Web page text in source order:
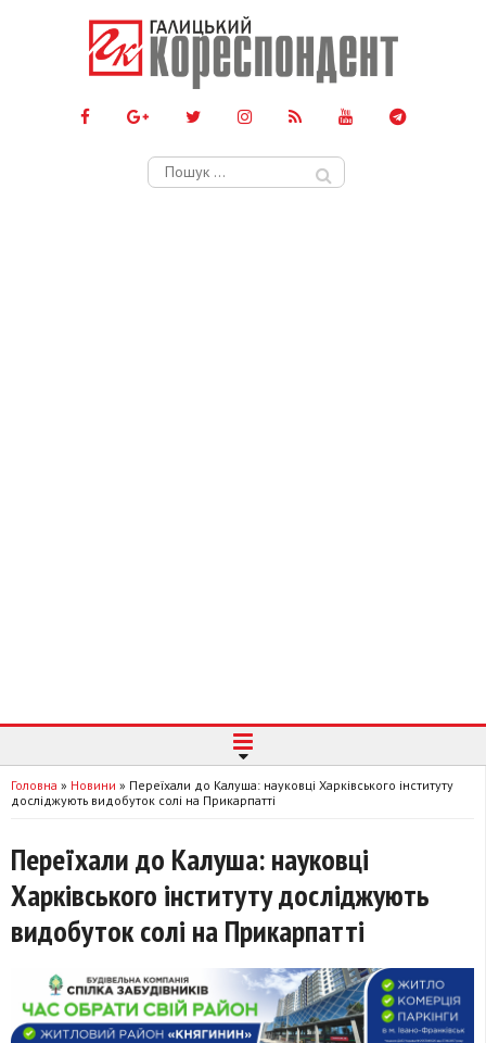
Пошук:
Головна » Новини » Переїхали до Калуша: науковці Харківського інституту
досліджують видобуток солі на Прикарпатті
Переїхали до Калуша: науковці
Харківського інституту досліджують
видобуток солі на Прикарпатті